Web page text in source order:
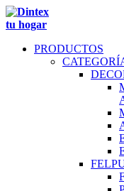
tu hogar
PRODUCTOS